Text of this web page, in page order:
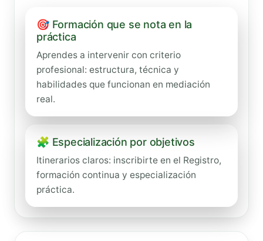
🎯 Formación que se nota en la
práctica
Aprendes a intervenir con criterio
profesional: estructura, técnica y
habilidades que funcionan en mediación
real.
🧩 Especialización por objetivos
Itinerarios claros: inscribirte en el Registro,
formación continua y especialización
práctica.